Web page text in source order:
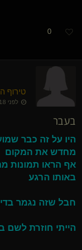
0
טירוף
לפני 18 שנים • 25 באוק׳ 2008
בעבר
היו על זה כבר
מחדש את המקום
אף הראו תמונות
באותו הרגע
חבל שזה נגמר
הייתי חוזרת